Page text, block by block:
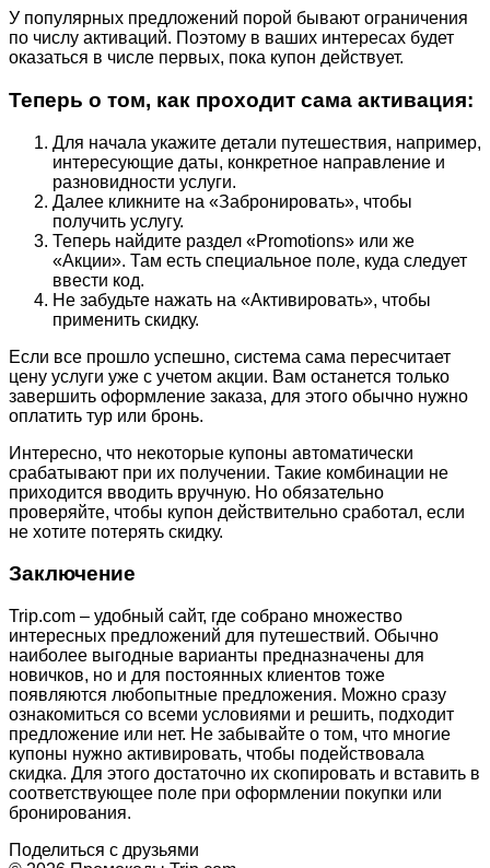
У популярных предложений порой бывают ограничения
по числу активаций. Поэтому в ваших интересах будет
оказаться в числе первых, пока купон действует.
Теперь о том, как проходит сама активация:
Для начала укажите детали путешествия, например,
интересующие даты, конкретное направление и
разновидности услуги.
Далее кликните на «Забронировать», чтобы
получить услугу.
Теперь найдите раздел «Promotions» или же
«Акции». Там есть специальное поле, куда следует
ввести код.
Не забудьте нажать на «Активировать», чтобы
применить скидку.
Если все прошло успешно, система сама пересчитает
цену услуги уже с учетом акции. Вам останется только
завершить оформление заказа, для этого обычно нужно
оплатить тур или бронь.
Интересно, что некоторые купоны автоматически
срабатывают при их получении. Такие комбинации не
приходится вводить вручную. Но обязательно
проверяйте, чтобы купон действительно сработал, если
не хотите потерять скидку.
Заключение
Trip.com – удобный сайт, где собрано множество
интересных предложений для путешествий. Обычно
наиболее выгодные варианты предназначены для
новичков, но и для постоянных клиентов тоже
появляются любопытные предложения. Можно сразу
ознакомиться со всеми условиями и решить, подходит
предложение или нет. Не забывайте о том, что многие
купоны нужно активировать, чтобы подействовала
скидка. Для этого достаточно их скопировать и вставить в
соответствующее поле при оформлении покупки или
бронирования.
Поделиться с друзьями